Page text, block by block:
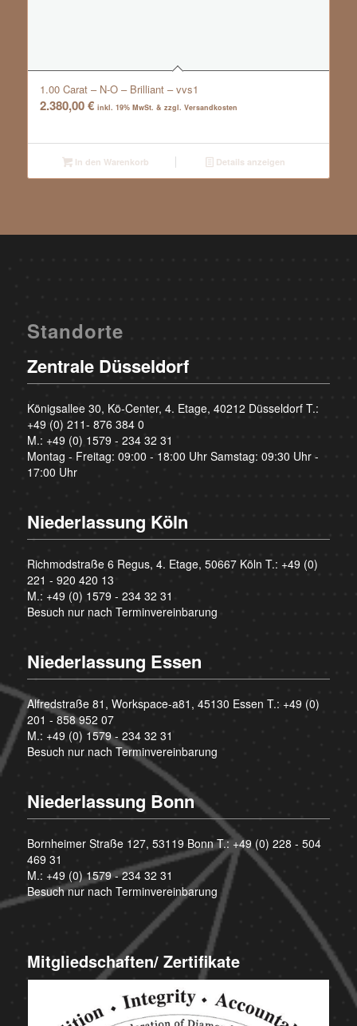
1.00 Carat – N-O – Brilliant – vvs1
2.380,00€ inkl. 19% MwSt. & zzgl. Versandkosten
In den Warenkorb Details anzeigen
Standorte
Zentrale Düsseldorf
Königsallee 30, Kö-Center, 4. Etage, 40212 Düsseldorf T.:
+49 (0) 211- 876 384 0
M.: +49 (0) 1579 - 234 32 31
Montag - Freitag: 09:00 - 18:00 Uhr Samstag: 09:30 Uhr -
17:00 Uhr
Niederlassung Köln
Richmodstraße 6 Regus, 4. Etage, 50667 Köln T.: +49 (0)
221 - 920 420 13
M.: +49 (0) 1579 - 234 32 31
Besuch nur nach Terminvereinbarung
Niederlassung Essen
Alfredstraße 81, Workspace-a81, 45130 Essen T.: +49 (0)
201 - 858 952 07
M.: +49 (0) 1579 - 234 32 31
Besuch nur nach Terminvereinbarung
Niederlassung Bonn
Bornheimer Straße 127, 53119 Bonn T.:+49 (0) 228 - 504
469 31
M.: +49 (0) 1579 - 234 32 31
Besuch nur nach Terminvereinbarung
Mitgliedschaften/ Zertifikate